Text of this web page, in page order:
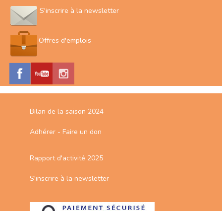
S'inscrire à la newsletter
Offres d'emplois
Bilan de la saison 2024
Adhérer - Faire un don
Rapport d'activité 2025
S'inscrire à la newsletter